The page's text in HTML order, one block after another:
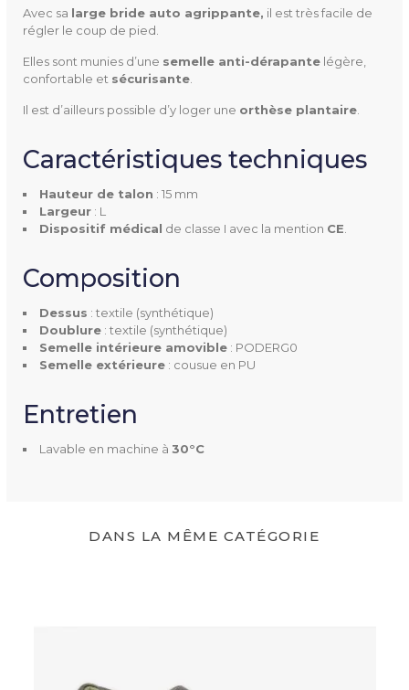
Avec sa large bride auto agrippante, il est très facile de
régler le coup de pied.
Elles sont munies d’une semelle anti-dérapantelégère,
confortable et sécurisante.
Il est d’ailleurs possible d’y loger une orthèse plantaire.
Caractéristiques techniques
Hauteur de talon : 15 mm
Largeur: L
Dispositif médical de classe I avec la mention CE
Composition
Dessus : textile (synthétique)
Doublure: textile (synthétique)
Semelle intérieure amovible: PODERG0
Semelle extérieure: cousue en PU
Entretien
Lavable en machine à 30°C
Utilisation
Extérieur
Hauteur De Talon 15 mm
Dessus
Doublure
Semelle Intérieure Amovibl
Oui, PODERGO
Semelle Extérieure
DANS LA MÊME CATÉGORIE